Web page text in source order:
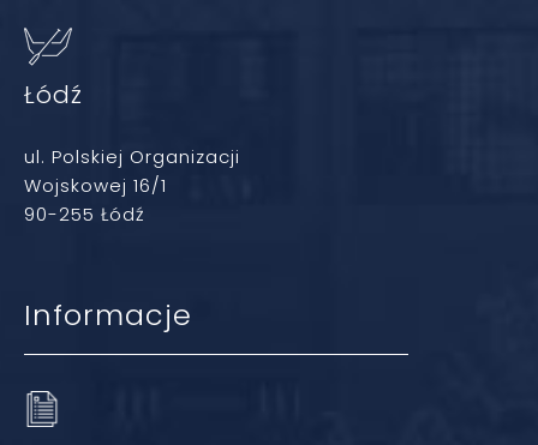
Łódź
ul. Polskiej Organizacji
Wojskowej 16/1
90-255 Łódź
Informacje